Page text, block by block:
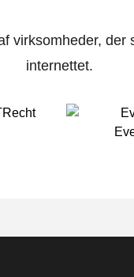
virksomheder,
internettet.